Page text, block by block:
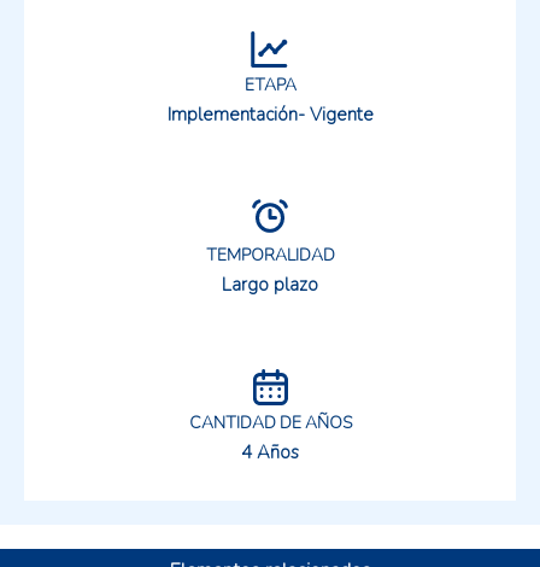
ETAPA
Implementación- Vigente
TEMPORALIDAD
Largo plazo
CANTIDAD DE AÑOS
4 Años